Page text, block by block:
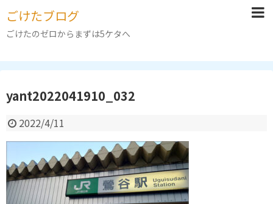
ごけたブログ
ごけたのゼロからまずは5ケタへ
yant2022041910_032
2022/4/11